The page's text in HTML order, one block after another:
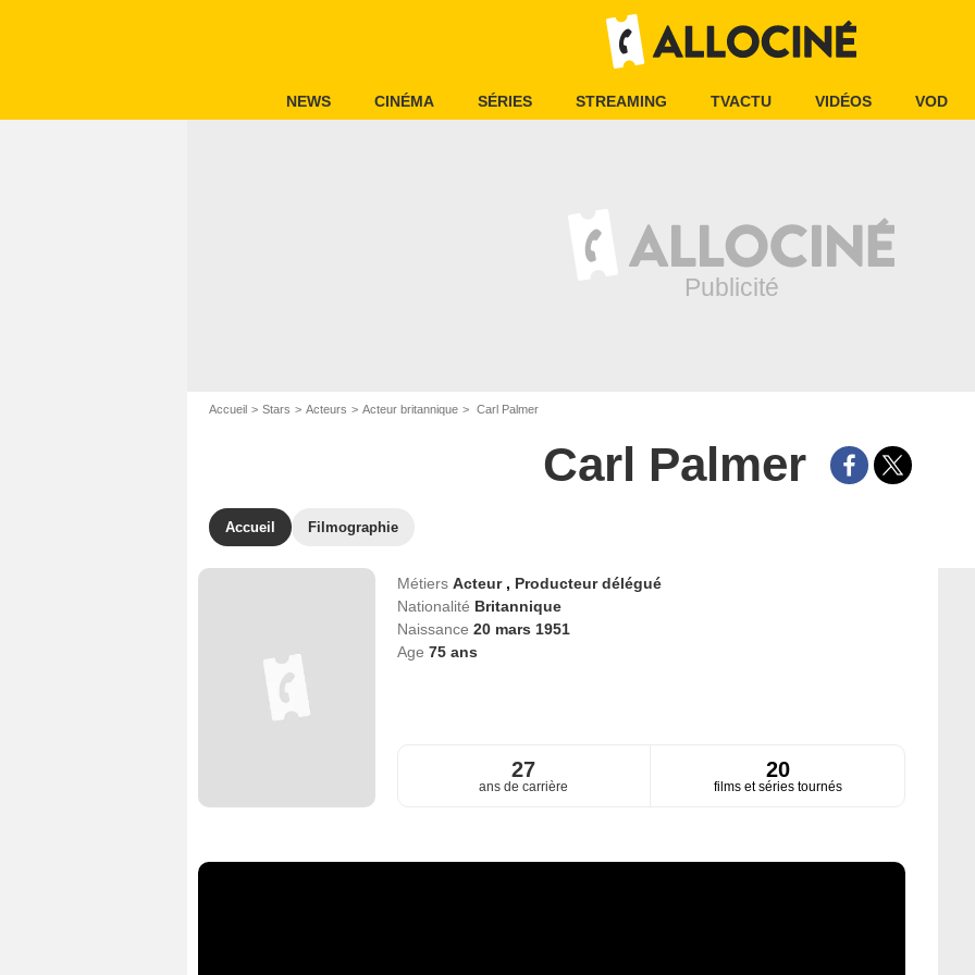
NEWS CINÉMA SÉRIES STREAMING TVACTU VIDÉOS VOD
Accueil Stars Acteurs Acteur britannique Carl Palmer
Carl Palmer
Accueil Filmographie
Métiers Acteur , Producteur délégué
Nationalité Britannique
Naissance 20 mars 1951
Age 75ans
27
ans de carrière
20
films et séries tournés